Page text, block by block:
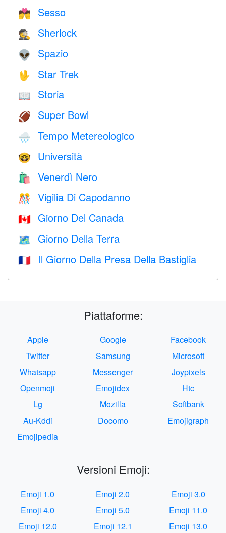
💏 Sesso
🕵️ Sherlock
👽 Spazio
🖖 Star Trek
📖 Storia
🏈 Super Bowl
🌧 Tempo Metereologico
🤓 Università
🛍 Venerdì Nero
🎊 Vigilia Di Capodanno
🇨🇦 Giorno Del Canada
🗺️ Giorno Della Terra
🇫🇷 Il Giorno Della Presa Della Bastiglia
Piattaforme:
Apple Google
Facebook
Twitter
Samsung
Microsoft
Whatsapp
Messenger
Joypixels
Openmoji
Emojidex
Htc
Lg
Mozilla
Softbank
Au-Kddi
Docomo
Emojigraph
Emojipedia
Versioni Emoji:
Emoji 1.0 Emoji 2.0
Emoji 3.0
Emoji 4.0
Emoji 5.0
Emoji 11.0
Emoji 12.0
Emoji 12.1 Emoji 13.0